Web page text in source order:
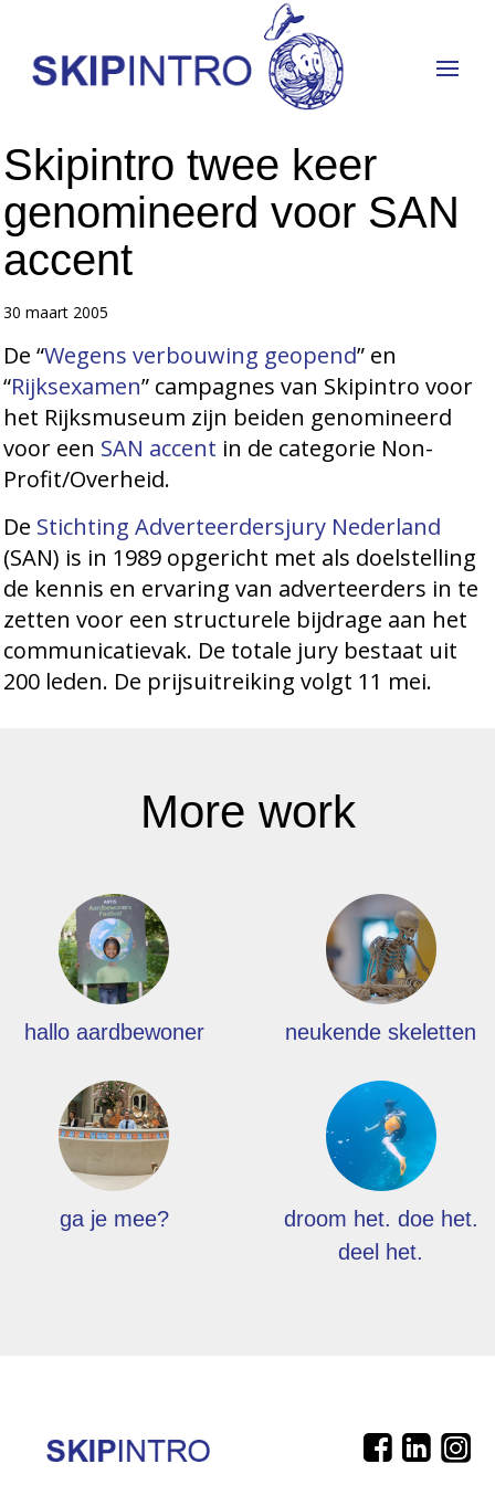
Skipintro twee keer
genomineerd voor SAN
accent
30 maart 2005
De “Wegens verbouwing geopend” en
“Rijksexamen” campagnes van Skipintro voor
het Rijksmuseum zijn beiden genomineerd
voor een SAN accent in de categorie Non-
Profit/Overheid.
De Stichting Adverteerdersjury Nederland
(SAN) is in 1989 opgericht met als doelstelling
de kennis en ervaring van adverteerders in te
zetten voor een structurele bijdrage aan het
communicatievak. De totale jury bestaat uit
200 leden. De prijsuitreiking volgt 11 mei.
More work
hallo aardbewoner neukende skeletten
ga je mee?
droom het. doe het.
deel het.